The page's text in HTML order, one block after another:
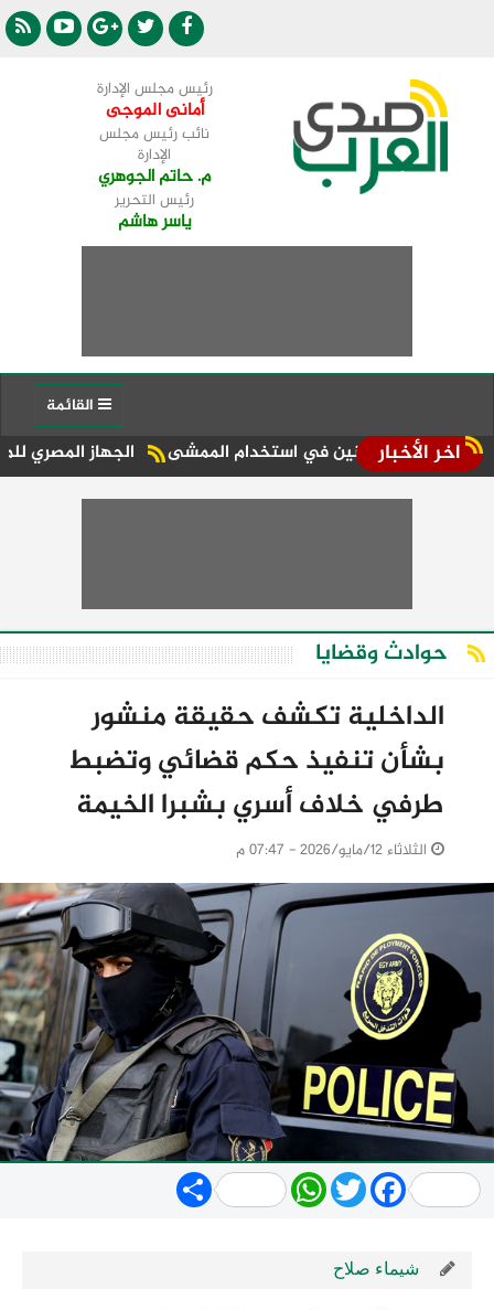
رئيس مجلس الإدارة
أمانى الموجى
نائب رئيس مجلس
الإدارة
م. حاتم الجوهري
رئيس التحرير
ياسر هاشم
اخر الأخبار الجهاز المصري للملكية المواطنين في استخدام الممشى
حوادث وقضايا
الداخلية تكشف حقيقة منشور
بشأن تنفيذ حكم قضائي وتضبط
طرفي خلاف أسري بشبرا الخيمة
الثلاثاء 12/مايو/2026 - 07:47 م
Share WhatsApp
TwitterFacebook
شيماء صلاح